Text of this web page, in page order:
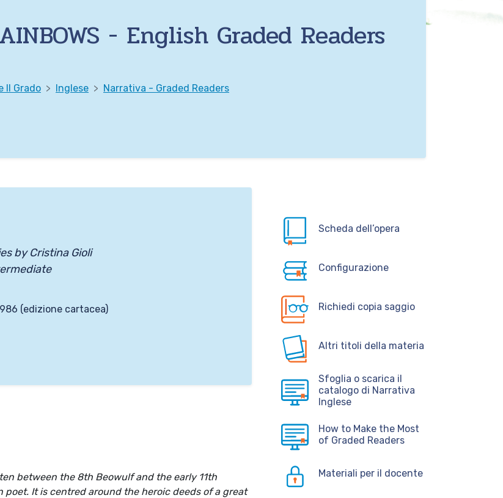
- English Graded Readers
II Grado Inglese Narrativa - Graded Readers
by Cristina Gioli
(edizione cartacea)
between the 8th Beowulf and the early 11th
It is centred around the heroic deeds of a great
Scheda dell’opera
Configurazione
Richiedi copia saggio
Altri titoli della materia
Sfoglia o scarica il
catalogo di Narrativa
Inglese
How to Make the Most
of Graded Readers
Materiali per il docente